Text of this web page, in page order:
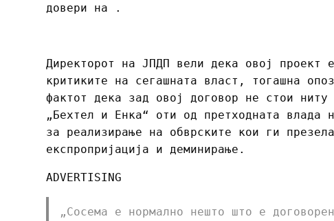
довери на .
Директорот на ЈПДП вели дека овој
критиките на сегашната власт, тогашна
фактот дека зад овој договор не стои
„Бехтел и Енка“ оти од претходната влада
за реализирање на обврските кои ги
експропријација и деминирање.
ADVERTISING
„Сосема е нормално нешто што е